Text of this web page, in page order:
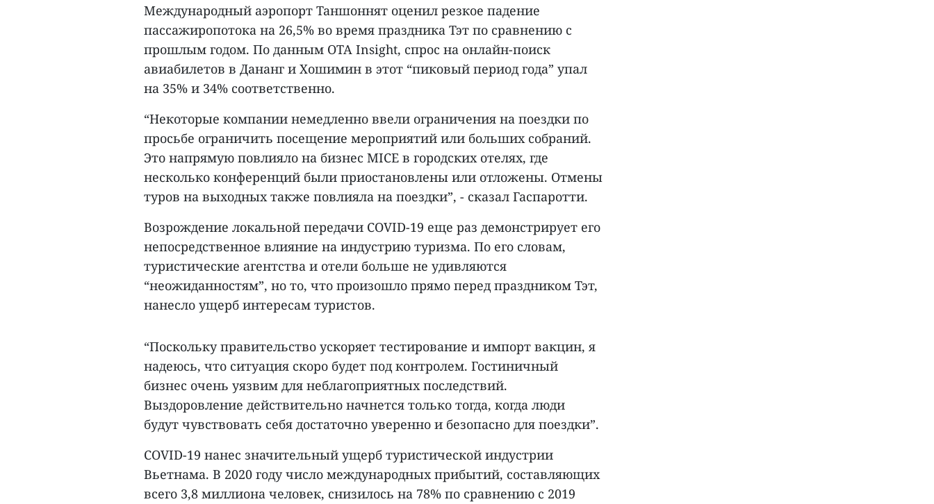
Международный аэропорт Таншоннят оценил резкое падение
пассажиропотока на 26,5% во время праздника Тэт по сравнению с
прошлым годом. По данным OTA Insight, спрос на онлайн-поиск
авиабилетов в Дананг и Хошимин в этот “пиковый период года” упал
на 35% и 34% соответственно.
“Некоторые компании немедленно ввели ограничения на поездки по
просьбе ограничить посещение мероприятий или больших собраний.
Это напрямую повлияло на бизнес MICE в городских отелях, где
несколько конференций были приостановлены или отложены. Отмены
туров на выходных также повлияла на поездки”, - сказал Гаспаротти.
Возрождение локальной передачи COVID-19 еще раз демонстрирует его
непосредственное влияние на индустрию туризма. По его словам,
туристические агентства и отели больше не удивляются
“неожиданностям”, но то, что произошло прямо перед праздником Тэт,
нанесло ущерб интересам туристов.
“Поскольку правительство ускоряет тестирование и импорт вакцин, я
надеюсь, что ситуация скоро будет под контролем. Гостиничный
бизнес очень уязвим для неблагоприятных последствий.
Выздоровление действительно начнется только тогда, когда люди
будут чувствовать себя достаточно уверенно и безопасно для поездки”.
COVID-19 нанес значительный ущерб туристической индустрии
Вьетнама. В 2020 году число международных прибытий, составляющих
всего 3,8 миллиона человек, снизилось на 78% по сравнению с 2019